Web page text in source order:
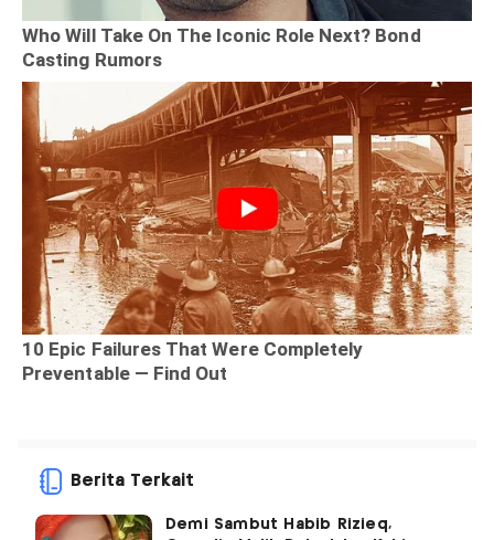
Berita Terkait
Demi Sambut Habib Rizieq,